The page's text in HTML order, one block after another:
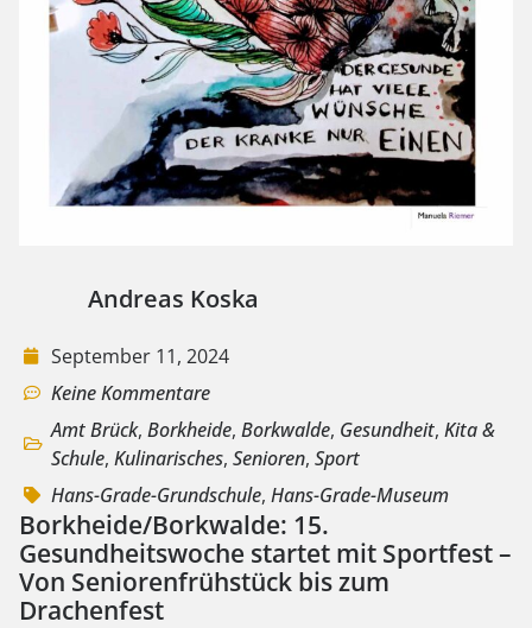
Andreas Koska
September 11, 2024
Keine Kommentare
Amt Brück, Borkheide, Borkwalde, Gesundheit, Kita &
Schule, Kulinarisches, Senioren, Sport
Hans-Grade-Grundschule, Hans-Grade-Museum
Borkheide/Borkwalde: 15.
Gesundheitswoche startet mit Sportfest –
Von Seniorenfrühstück bis zum
Drachenfest